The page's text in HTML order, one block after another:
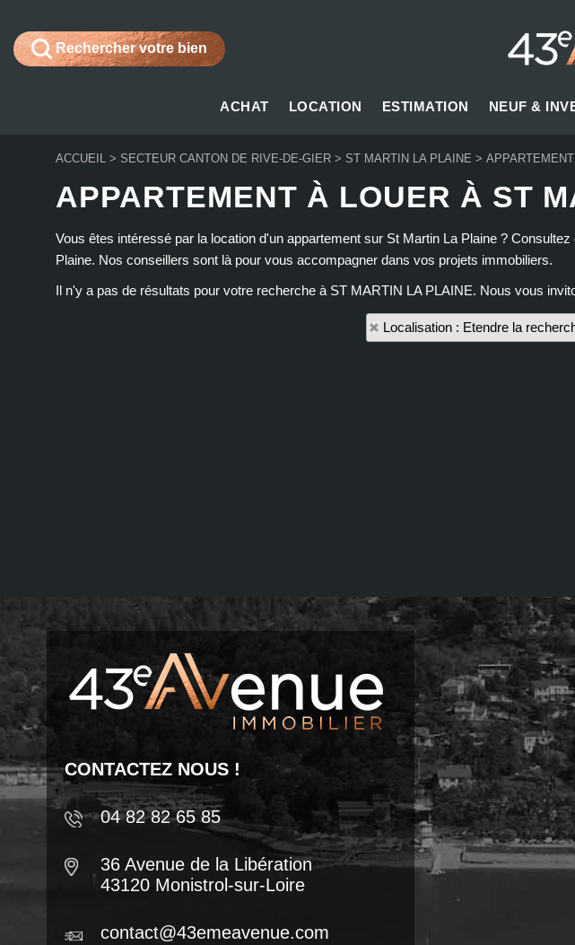
Rechercher votre bien
ACHAT LOCATION ESTIMATION NEUF &
ACCUEIL > SECTEUR CANTON DE RIVE-DE-GIER > ST MARTIN LA PLAINE >
APPARTEMENT À LOUER À ST
Vous êtes intéressé par la location d'un appartement sur St Martin La Plaine ?
Plaine. Nos conseillers sont là pour vous accompagner dans vos projets immobiliers.
Il n'y a pas de résultats pour votre recherche à ST MARTIN LA PLAINE. Nous vous
Localisation : Etendre la
CONTACTEZ NOUS !
04 82 82 65 85
36 Avenue de la Libération
43120 Monistrol-sur-Loire
contact@43emeavenue.com